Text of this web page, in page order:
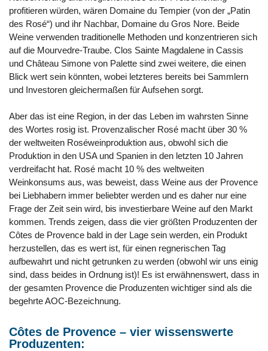
profitieren würden, wären Domaine du Tempier (von der „Patin
des Rosé“) und ihr Nachbar, Domaine du Gros Nore. Beide
Weine verwenden traditionelle Methoden und konzentrieren sich
auf die Mourvedre-Traube. Clos Sainte Magdalene in Cassis
und Château Simone von Palette sind zwei weitere, die einen
Blick wert sein könnten, wobei letzteres bereits bei Sammlern
und Investoren gleichermaßen für Aufsehen sorgt.
Aber das ist eine Region, in der das Leben im wahrsten Sinne
des Wortes rosig ist. Provenzalischer Rosé macht über 30 %
der weltweiten Roséweinproduktion aus, obwohl sich die
Produktion in den USA und Spanien in den letzten 10 Jahren
verdreifacht hat. Rosé macht 10 % des weltweiten
Weinkonsums aus, was beweist, dass Weine aus der Provence
bei Liebhabern immer beliebter werden und es daher nur eine
Frage der Zeit sein wird, bis investierbare Weine auf den Markt
kommen. Trends zeigen, dass die vier größten Produzenten der
Côtes de Provence bald in der Lage sein werden, ein Produkt
herzustellen, das es wert ist, für einen regnerischen Tag
aufbewahrt und nicht getrunken zu werden (obwohl wir uns einig
sind, dass beides in Ordnung ist)! Es ist erwähnenswert, dass in
der gesamten Provence die Produzenten wichtiger sind als die
begehrte AOC-Bezeichnung.
Côtes de Provence – vier wissenswerte
Produzenten: